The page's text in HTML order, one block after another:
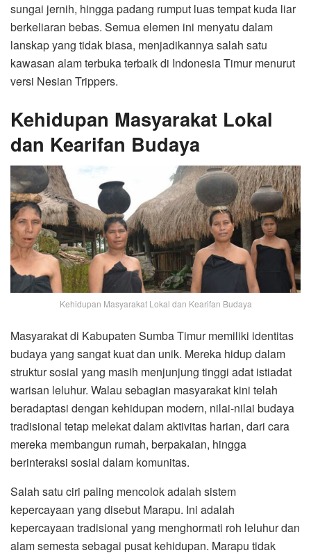
sungai jernih, hingga padang rumput luas tempat kuda liar
berkeliaran bebas. Semua elemen ini menyatu dalam
lanskap yang tidak biasa, menjadikannya salah satu
kawasan alam terbuka terbaik di Indonesia Timur menurut
versi Nesian Trippers.
Kehidupan Masyarakat Lokal
dan Kearifan Budaya
Kehidupan Masyarakat Lokal dan Kearifan Budaya
Masyarakat di Kabupaten Sumba Timur memiliki identitas
budaya yang sangat kuat dan unik. Mereka hidup dalam
struktur sosial yang masih menjunjung tinggi adat istiadat
warisan leluhur. Walau sebagian masyarakat kini telah
beradaptasi dengan kehidupan modern, nilai-nilai budaya
tradisional tetap melekat dalam aktivitas harian, dari cara
mereka membangun rumah, berpakaian, hingga
berinteraksi sosial dalam komunitas.
Salah satu ciri paling mencolok adalah sistem
kepercayaan yang disebut Marapu. Ini adalah
kepercayaan tradisional yang menghormati roh leluhur dan
alam semesta sebagai pusat kehidupan. Marapu tidak